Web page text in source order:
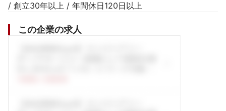
/ 創立30年以上 / 年間休日120日以上
この企業の求人